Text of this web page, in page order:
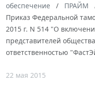
обеспечение
ПРАЙМ
Приказ Федеральной
2015 г. N 514 "О
представителей
ответственностью
22 мая 2015